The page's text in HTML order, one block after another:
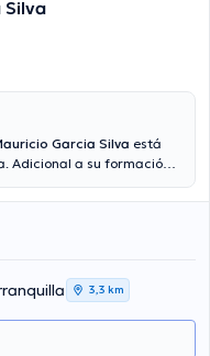
Silva
Garcia Silva está
Adicional a su formación
varios años de
médicas.
en incontables
formación continua en su
diferentes publicaciones.
el profesional de la salud.
3,3 km